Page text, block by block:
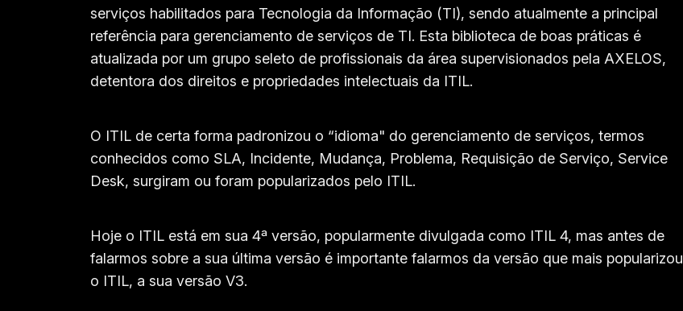
serviços habilitados para Tecnologia da Informação (TI), sendo atualmente a principal
referência para gerenciamento de serviços de TI. Esta biblioteca de boas práticas é
atualizada por um grupo seleto de profissionais da área supervisionados pela AXELOS,
detentora dos direitos e propriedades intelectuais da ITIL.
O ITIL de certa forma padronizou o “idioma" do gerenciamento de serviços, termos
conhecidos como SLA, Incidente, Mudança, Problema, Requisição de Serviço, Service
Desk, surgiram ou foram popularizados pelo ITIL.
Hoje o ITIL está em sua 4ª versão, popularmente divulgada como ITIL 4, mas antes de
falarmos sobre a sua última versão é importante falarmos da versão que mais popularizou
o ITIL, a sua versão V3.